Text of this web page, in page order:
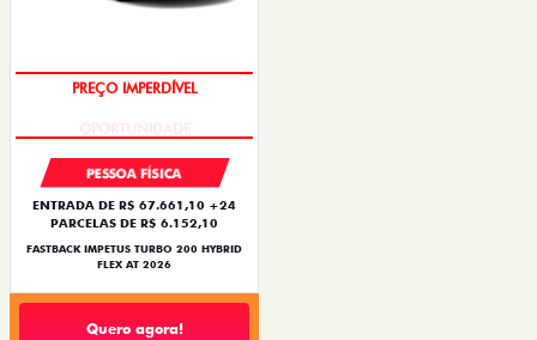
PREÇO IMPERDÍVEL
PESSOA FÍSICA
ENTRADA DE R$ 67.661,10 +24
PARCELAS DE R$ 6.152,10
FASTBACK IMPETUS TURBO 200 HYBRID
FLEX AT 2026
Quero agora!